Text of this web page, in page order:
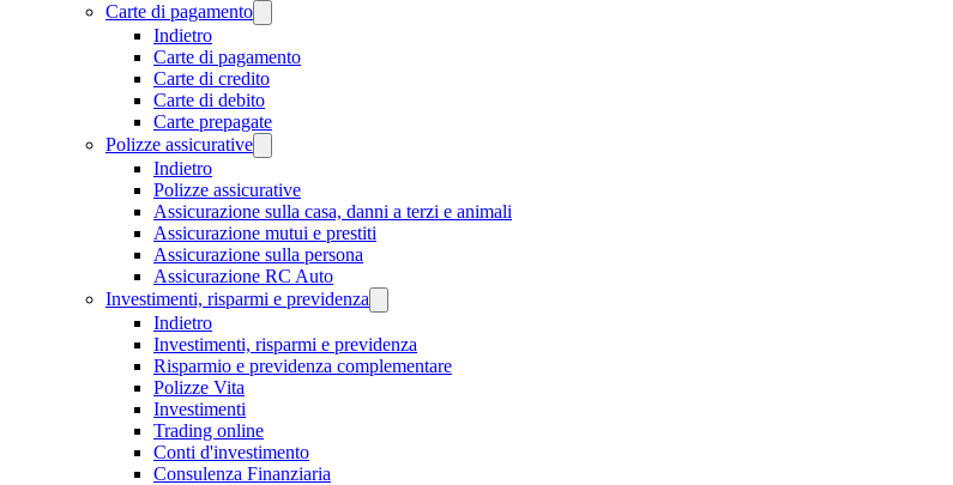
Carte di pagamento
Indietro
Carte di pagamento
Carte di credito
Carte di debito
Carte prepagate
Polizze assicurative
Indietro
Polizze assicurative
Assicurazione sulla casa, danni a terzi e animali
Assicurazione mutui e prestiti
Assicurazione sulla persona
Assicurazione RC Auto
Investimenti, risparmi e previdenza
Indietro
Investimenti, risparmi e previdenza
Risparmio e previdenza complementare
Polizze Vita
Investimenti
Trading online
Conti d'investimento
Consulenza Finanziaria